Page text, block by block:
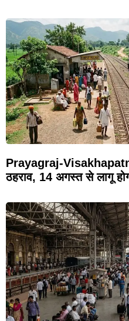
Prayagraj-
ठहराव, 14 अगस्त से लागू